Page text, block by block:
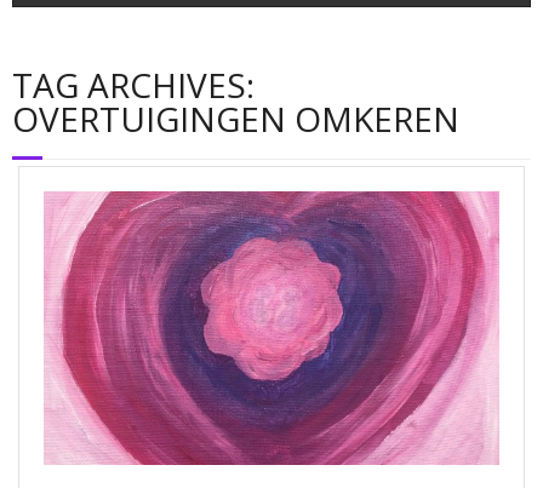
Luisterkindafstemming
Over mij
Contact
TAG ARCHIVES:
OVERTUIGINGEN OMKEREN